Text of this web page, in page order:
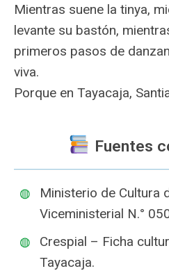
Mientras suene la tinya,
levante su bastón,
primeros pasos de
viva.
Porque en Tayacaja,
Fuentes
Ministerio de Cultura
Viceministerial N.°
Crespial – Ficha
Tayacaja.